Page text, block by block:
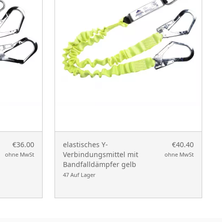
€36.00
ohne MwSt
elastisches Y-
Verbindungsmittel mit
Bandfalldämpfer gelb
47 Auf Lager
€40.40
ohne MwSt